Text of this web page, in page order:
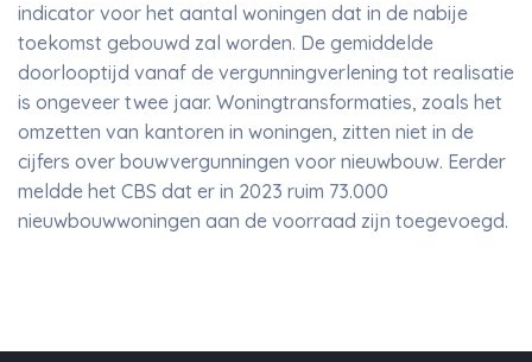
indicator voor het aantal woningen dat in de nabije
toekomst gebouwd zal worden. De gemiddelde
doorlooptijd vanaf de vergunningverlening tot realisatie
is ongeveer twee jaar. Woningtransformaties, zoals het
omzetten van kantoren in woningen, zitten niet in de
cijfers over bouwvergunningen voor nieuwbouw. Eerder
meldde het CBS dat er in 2023 ruim 73.000
nieuwbouwwoningen aan de voorraad zijn toegevoegd.